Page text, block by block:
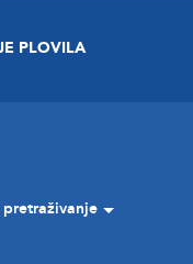
PLOVILA